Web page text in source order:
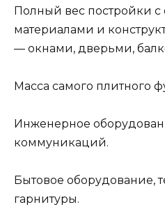
Полный вес постройки
материалами и
— окнами, дверьми,
Масса самого плитного
Инженерное
коммуникаций.
Бытовое оборудование,
гарнитуры.